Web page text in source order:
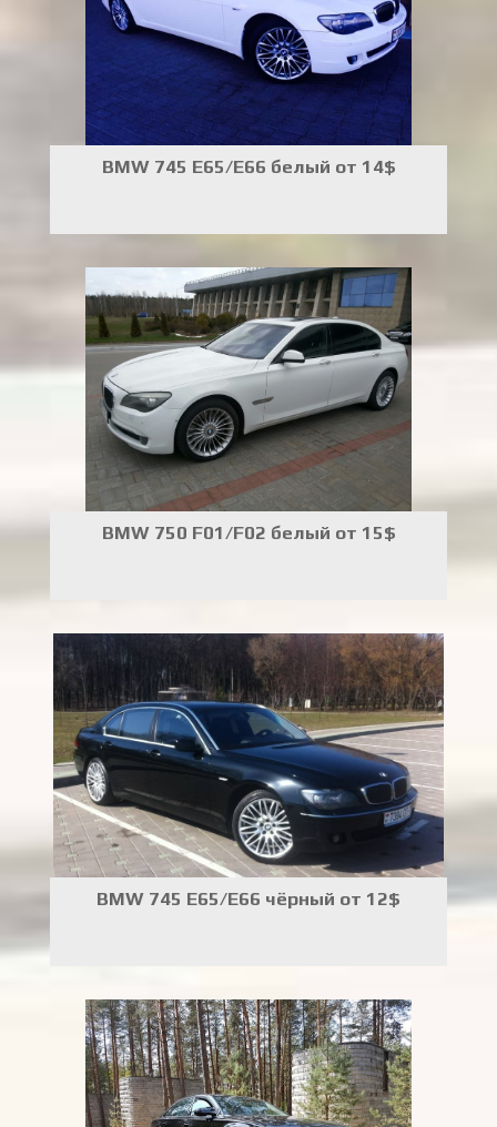
BMW 745 E65/E66 белый от 14$
BMW 750 F01/F02 белый от 15$
BMW 745 E65/E66 чёрный от 12$